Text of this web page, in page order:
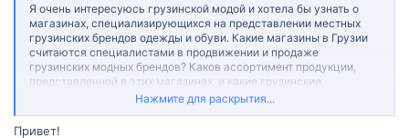
Я очень интересуюсь грузинской модой и хотела бы узнать о
магазинах, специализирующихся на представлении местных
грузинских брендов одежды и обуви. Какие магазины в Грузии
считаются специалистами в продвижении и продаже
грузинских модных брендов? Каков ассортимент продукции,
представленной в этих магазинах, и какие грузинские
дизайнеры можно найти? Я также хотела бы узнать о качестве
товаров и ценообразовании в этих магазинах. Если у вас есть
опыт или информация о магазинах, специализирующихся на
Нажмите для раскрытия...
Привет!